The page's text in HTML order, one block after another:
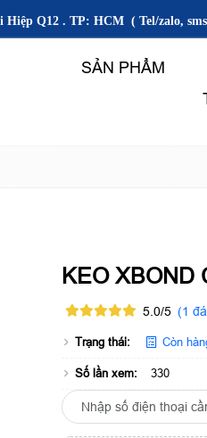
Q12 . TP: HCM ( Tel/zalo,
SẢN PHẨM
KEO XBOND
5.0/5 (1
Trạng thái: Còn
Số lần xem: 330